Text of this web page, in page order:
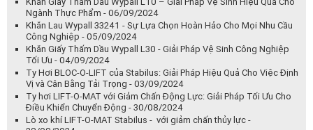
01/10/2024
DESTACO - Giải Pháp Tự Động Hóa, Kẹp Chặt Và Xử Lý Hàng Đầu
Thế Giới - 24/09/2024
Giấy Lau Công Nghiệp: Lựa Chọn Hoàn Hảo Với Các Dòng Sản
Phẩm Từ WypAll - 11/09/2024
Giấy Thấm Dầu WYPALL L20 - Giải Pháp Hoàn Hảo Cho Vệ Sinh Nhẹ
- 10/09/2024
Khăn Giấy Thấm Dầu Wypall L30 Ultra - Giải Pháp Làm Sạch Tối Ưu
Cho Mọi Nhu Cầu - 07/09/2024
Khăn Giấy Thấm Dầu Wypall L10 – Giải Pháp Vệ Sinh Hiệu Quả Cho
Ngành Thực Phẩm - 06/09/2024